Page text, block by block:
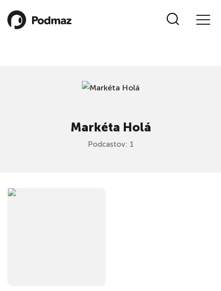
Markéta Holá
Podcastov: 1